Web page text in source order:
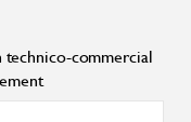
commercial